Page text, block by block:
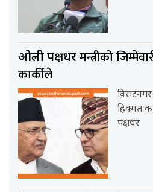
ओली पक्षधरमन्त्रीको
कार्कीले
हिक्मत
पक्षधर